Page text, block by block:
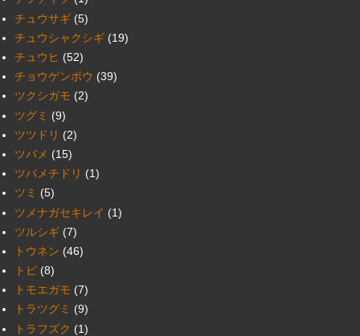
チュウサギ (5)
チュウシャクシギ (19)
チュウヒ (52)
チョウゲンボウ (39)
ツクシガモ (2)
ツグミ (9)
ツツドリ (2)
ツバメ (15)
ツバメチドリ (1)
ツミ (5)
ツメナガセキレイ (1)
ツルシギ (7)
トウネン (46)
トビ (8)
トモエガモ (7)
トラツグミ (9)
トラフズク (1)